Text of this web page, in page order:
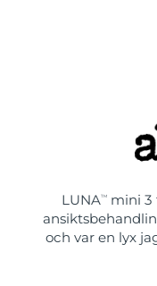
LUNATMmini 3
och var en lyx